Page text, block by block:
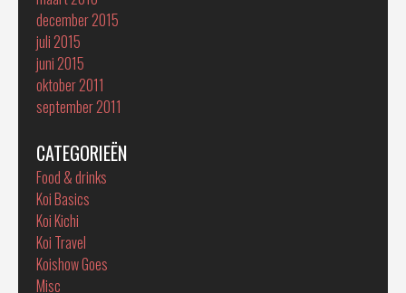
december 2015
juli 2015
juni 2015
oktober 2011
september 2011
CATEGORIEËN
Food & drinks
Koi Basics
Koi Kichi
Koi Travel
Koishow Goes
Misc